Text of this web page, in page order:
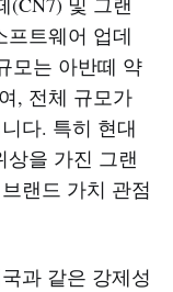
프트웨어 업데
모는 아반떼 약
, 전체 규모가
다. 특히 현대
상을 가진 그랜
랜드 가치 관점
과 같은 강제성